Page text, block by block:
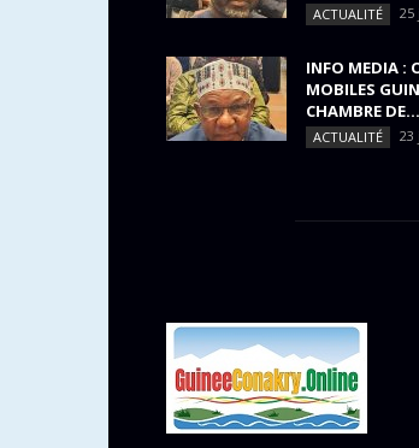
ACTUALITÉ 25
INFO MEDIA :
MOBILES
CHAMBRE DE...
ACTUALITÉ 23